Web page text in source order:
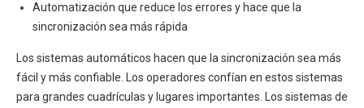
Automatización que reduce los errores y hace que la
sincronización sea más rápida
Los sistemas automáticos hacen que la sincronización sea más
fácil y más confiable. Los operadores confían en estos sistemas
para grandes cuadrículas y lugares importantes. Los sistemas de